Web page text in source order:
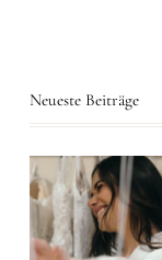
Neueste Beiträge